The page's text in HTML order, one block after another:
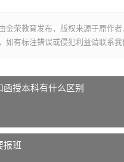
金荣教育发布，版权来源于原作
如有标注错误或侵犯利益请联系我
函授本科有什么区别
报班